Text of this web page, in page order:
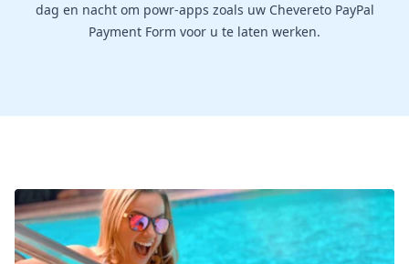
dag en nacht om powr-apps zoals uw Chevereto PayPal
Payment Form voor u te laten werken.